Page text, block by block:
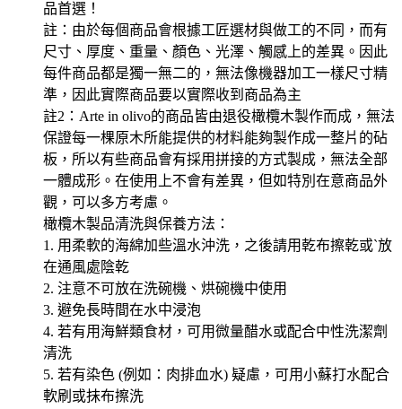
品首選！
註：由於每個商品會根據工匠選材與做工的不同，而有
尺寸、厚度、重量、顏色、光澤、觸感上的差異。因此
每件商品都是獨一無二的，無法像機器加工一樣尺寸精
準，因此實際商品要以實際收到商品為主
註2：Arte in olivo的商品皆由退役橄欖木製作而成，無法
保證每一棵原木所能提供的材料能夠製作成一整片的砧
板，所以有些商品會有採用拼接的方式製成，無法全部
一體成形。在使用上不會有差異，但如特別在意商品外
觀，可以多方考慮。
橄欖木製品清洗與保養方法：
1. 用柔軟的海綿加些溫水沖洗，之後請用乾布擦乾或ˋ放
在通風處陰乾
2. 注意不可放在洗碗機、烘碗機中使用
3. 避免長時間在水中浸泡
4. 若有用海鮮類食材，可用微量醋水或配合中性洗潔劑
清洗
5. 若有染色 (例如：肉排血水) 疑慮，可用小蘇打水配合
軟刷或抹布擦洗